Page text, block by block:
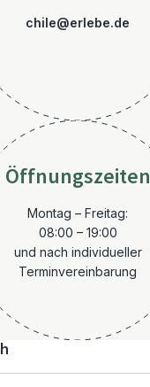
chile@erlebe.de
Öffnungszeiten
Montag – Freitag:
08:00 – 19:00
und nach individueller
Terminvereinbarung